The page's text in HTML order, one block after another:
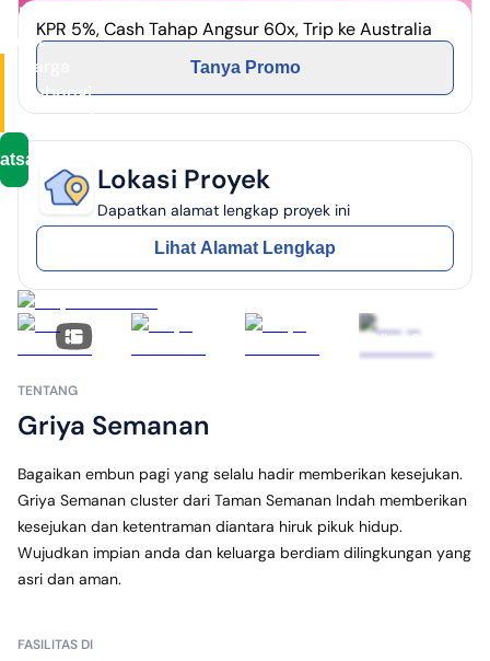
Jakarta
Barat
Harga
Hubungi
Pengembang
KPR 5%, Cash Tahap Angsur 60x, Trip ke Australia
Tanya Promo
Lokasi Proyek
Dapatkan alamat lengkap proyek ini
Lihat Alamat Lengkap
Lihat Semua
TENTANG
Griya Semanan
Bagaikan embun pagi yang selalu hadir memberikan kesejukan.
Griya Semanan cluster dari Taman Semanan Indah memberikan
kesejukan dan ketentraman diantara hiruk pikuk hidup.
Wujudkan impian anda dan keluarga berdiam dilingkungan yang
asri dan aman.
FASILITAS DI